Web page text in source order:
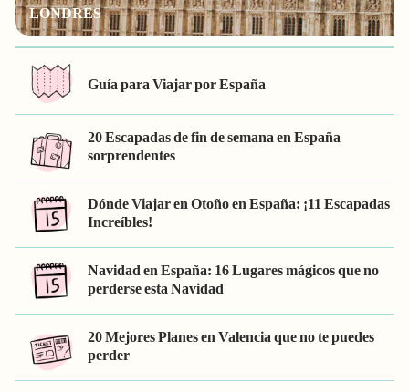
LONDRES
Guía para Viajar por España
20 Escapadas de fin de semana en España
sorprendentes
Dónde Viajar en Otoño en España: ¡11 Escapadas
Increíbles!
Navidad en España: 16 Lugares mágicos que no
perderse esta Navidad
20 Mejores Planes en Valencia que no te puedes
perder